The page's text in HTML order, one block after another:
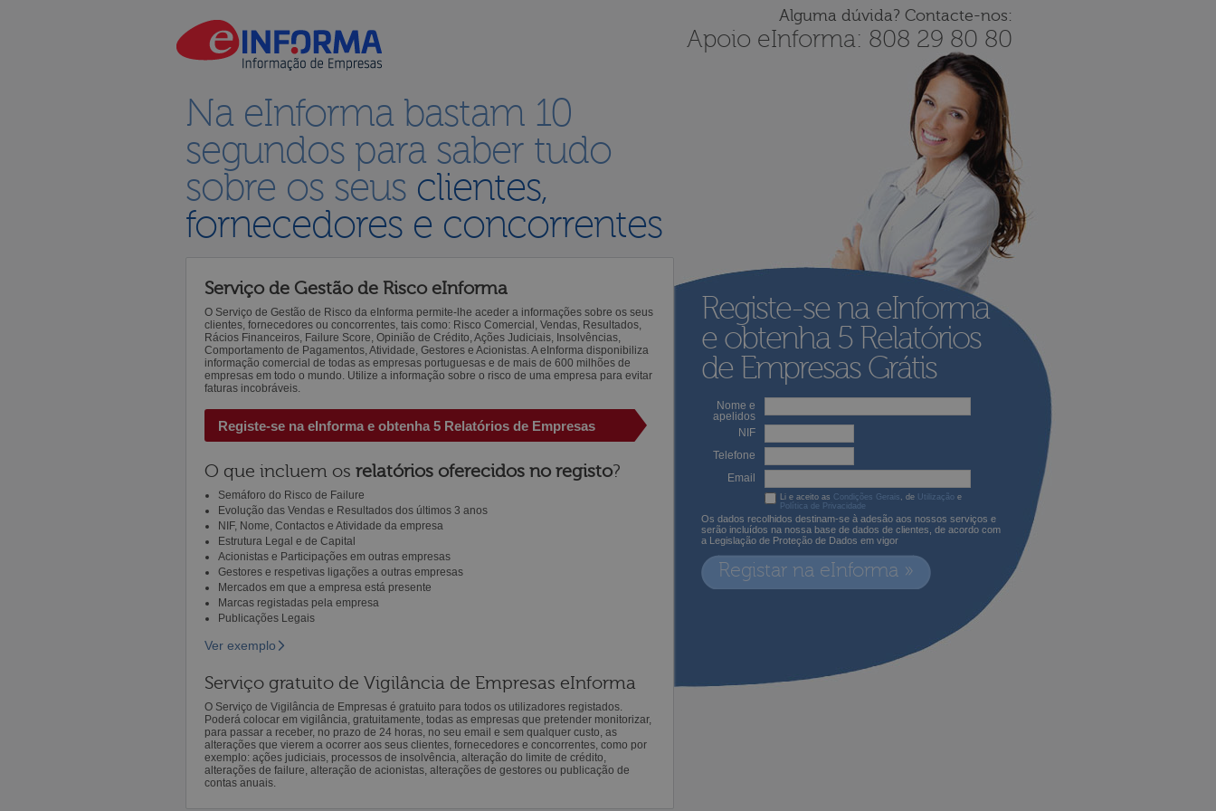
Alguma dúvida? Contacte-nos:
Apoio eInforma: 808 29 80 80
Registe-se na eInforma
e obtenha5 Relatórios
de Empresas Grátis
Nome e
apelidos
NIF
Telefone
Email
Li e aceito as Condições Gerais , de Utilização e
Política de Privacidade
Os dados recolhidos destinam-se à adesão aos nossos serviços e
serão incluídos na nossa base de dados de clientes, de acordo com
a Legislação de Proteção de Dados em vigor
Registar na eInforma »
Na eInforma bastam 10
segundos para saber tudo
sobre os seus clientes,
fornecedores e concorrentes
Serviço de Gestão de Risco eInforma
O Serviço de Gestão de Risco da eInforma permite-lhe aceder a informações sobre os seus
clientes, fornecedores ou concorrentes, tais como: Risco Comercial, Vendas, Resultados,
Rácios Financeiros, Failure Score, Opinião de Crédito, Ações Judiciais, Insolvências,
Comportamento de Pagamentos, Atividade, Gestores e Acionistas. A eInforma disponibiliza
informação comercial de todas as empresas portuguesas e de mais de 600 milhões de
empresas em todo o mundo. Utilize a informação sobre o risco de uma empresa para evitar
faturas incobráveis.
Registe-se na eInforma e obtenha 5 Relatórios de Empresas
O que incluem os relatórios oferecidos no registo?
Semáforo do Risco de Failure
Evolução das Vendas e Resultados dos últimos 3 anos
NIF, Nome, Contactos e Atividade da empresa
Estrutura Legal e de Capital
Acionistas e Participações em outras empresas
Gestores e respetivas ligações a outras empresas
Mercados em que a empresa está presente
Marcas registadas pela empresa
Publicações Legais
Ver exemplo
Serviço gratuito de Vigilância de Empresas eInforma
O Serviço de Vigilância de Empresas é gratuito para todos os utilizadores registados.
Poderá colocar em vigilância, gratuitamente, todas as empresas que pretender monitorizar,
para passar a receber, no prazo de 24 horas, no seu email e sem qualquer custo, as
alterações que vierem a ocorrer aos seus clientes, fornecedores e concorrentes, como por
exemplo: ações judiciais, processos de insolvência, alteração do limite de crédito,
alterações de failure, alteração de acionistas, alterações de gestores ou publicação de
contas anuais.